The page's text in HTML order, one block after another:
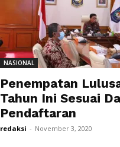
NASIONAL
Penempatan
Tahun Ini Sesuai
Pendaftaran
redaksi - November 3, 2020